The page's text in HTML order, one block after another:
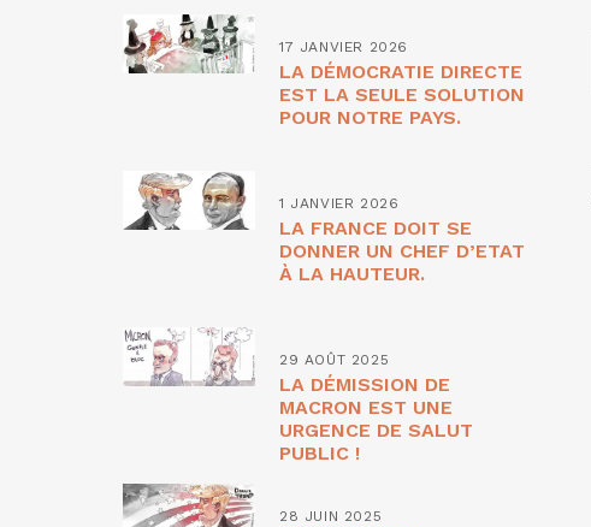
17 JANVIER 2026
LA DÉMOCRATIE DIRECTE
EST LA SEULE SOLUTION
POUR NOTRE PAYS.
1 JANVIER 2026
LA FRANCE DOIT SE
DONNER UN CHEF D’ETAT
À LA HAUTEUR.
29 AOÛT 2025
LA DÉMISSION DE
MACRON EST UNE
URGENCE DE SALUT
PUBLIC !
28 JUIN 2025